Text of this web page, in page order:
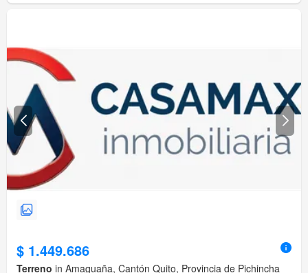
$ 1.449.686
Terreno in Amaguaña, Cantón Quito, Provincia de Pichincha